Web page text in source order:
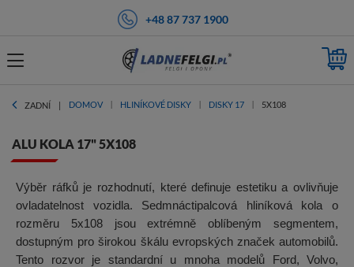
+48 87 737 1900
ZADNÍ DOMOV HLINÍKOVÉ DISKY DISKY 17 5X108
ALU KOLA 17" 5X108
Výběr ráfků je rozhodnutí, které definuje estetiku a ovlivňuje
ovladatelnost vozidla. Sedmnáctipalcová hliníková kola o
rozměru 5x108 jsou extrémně oblíbeným segmentem,
dostupným pro širokou škálu evropských značek automobilů.
Tento rozvor je standardní u mnoha modelů Ford, Volvo,